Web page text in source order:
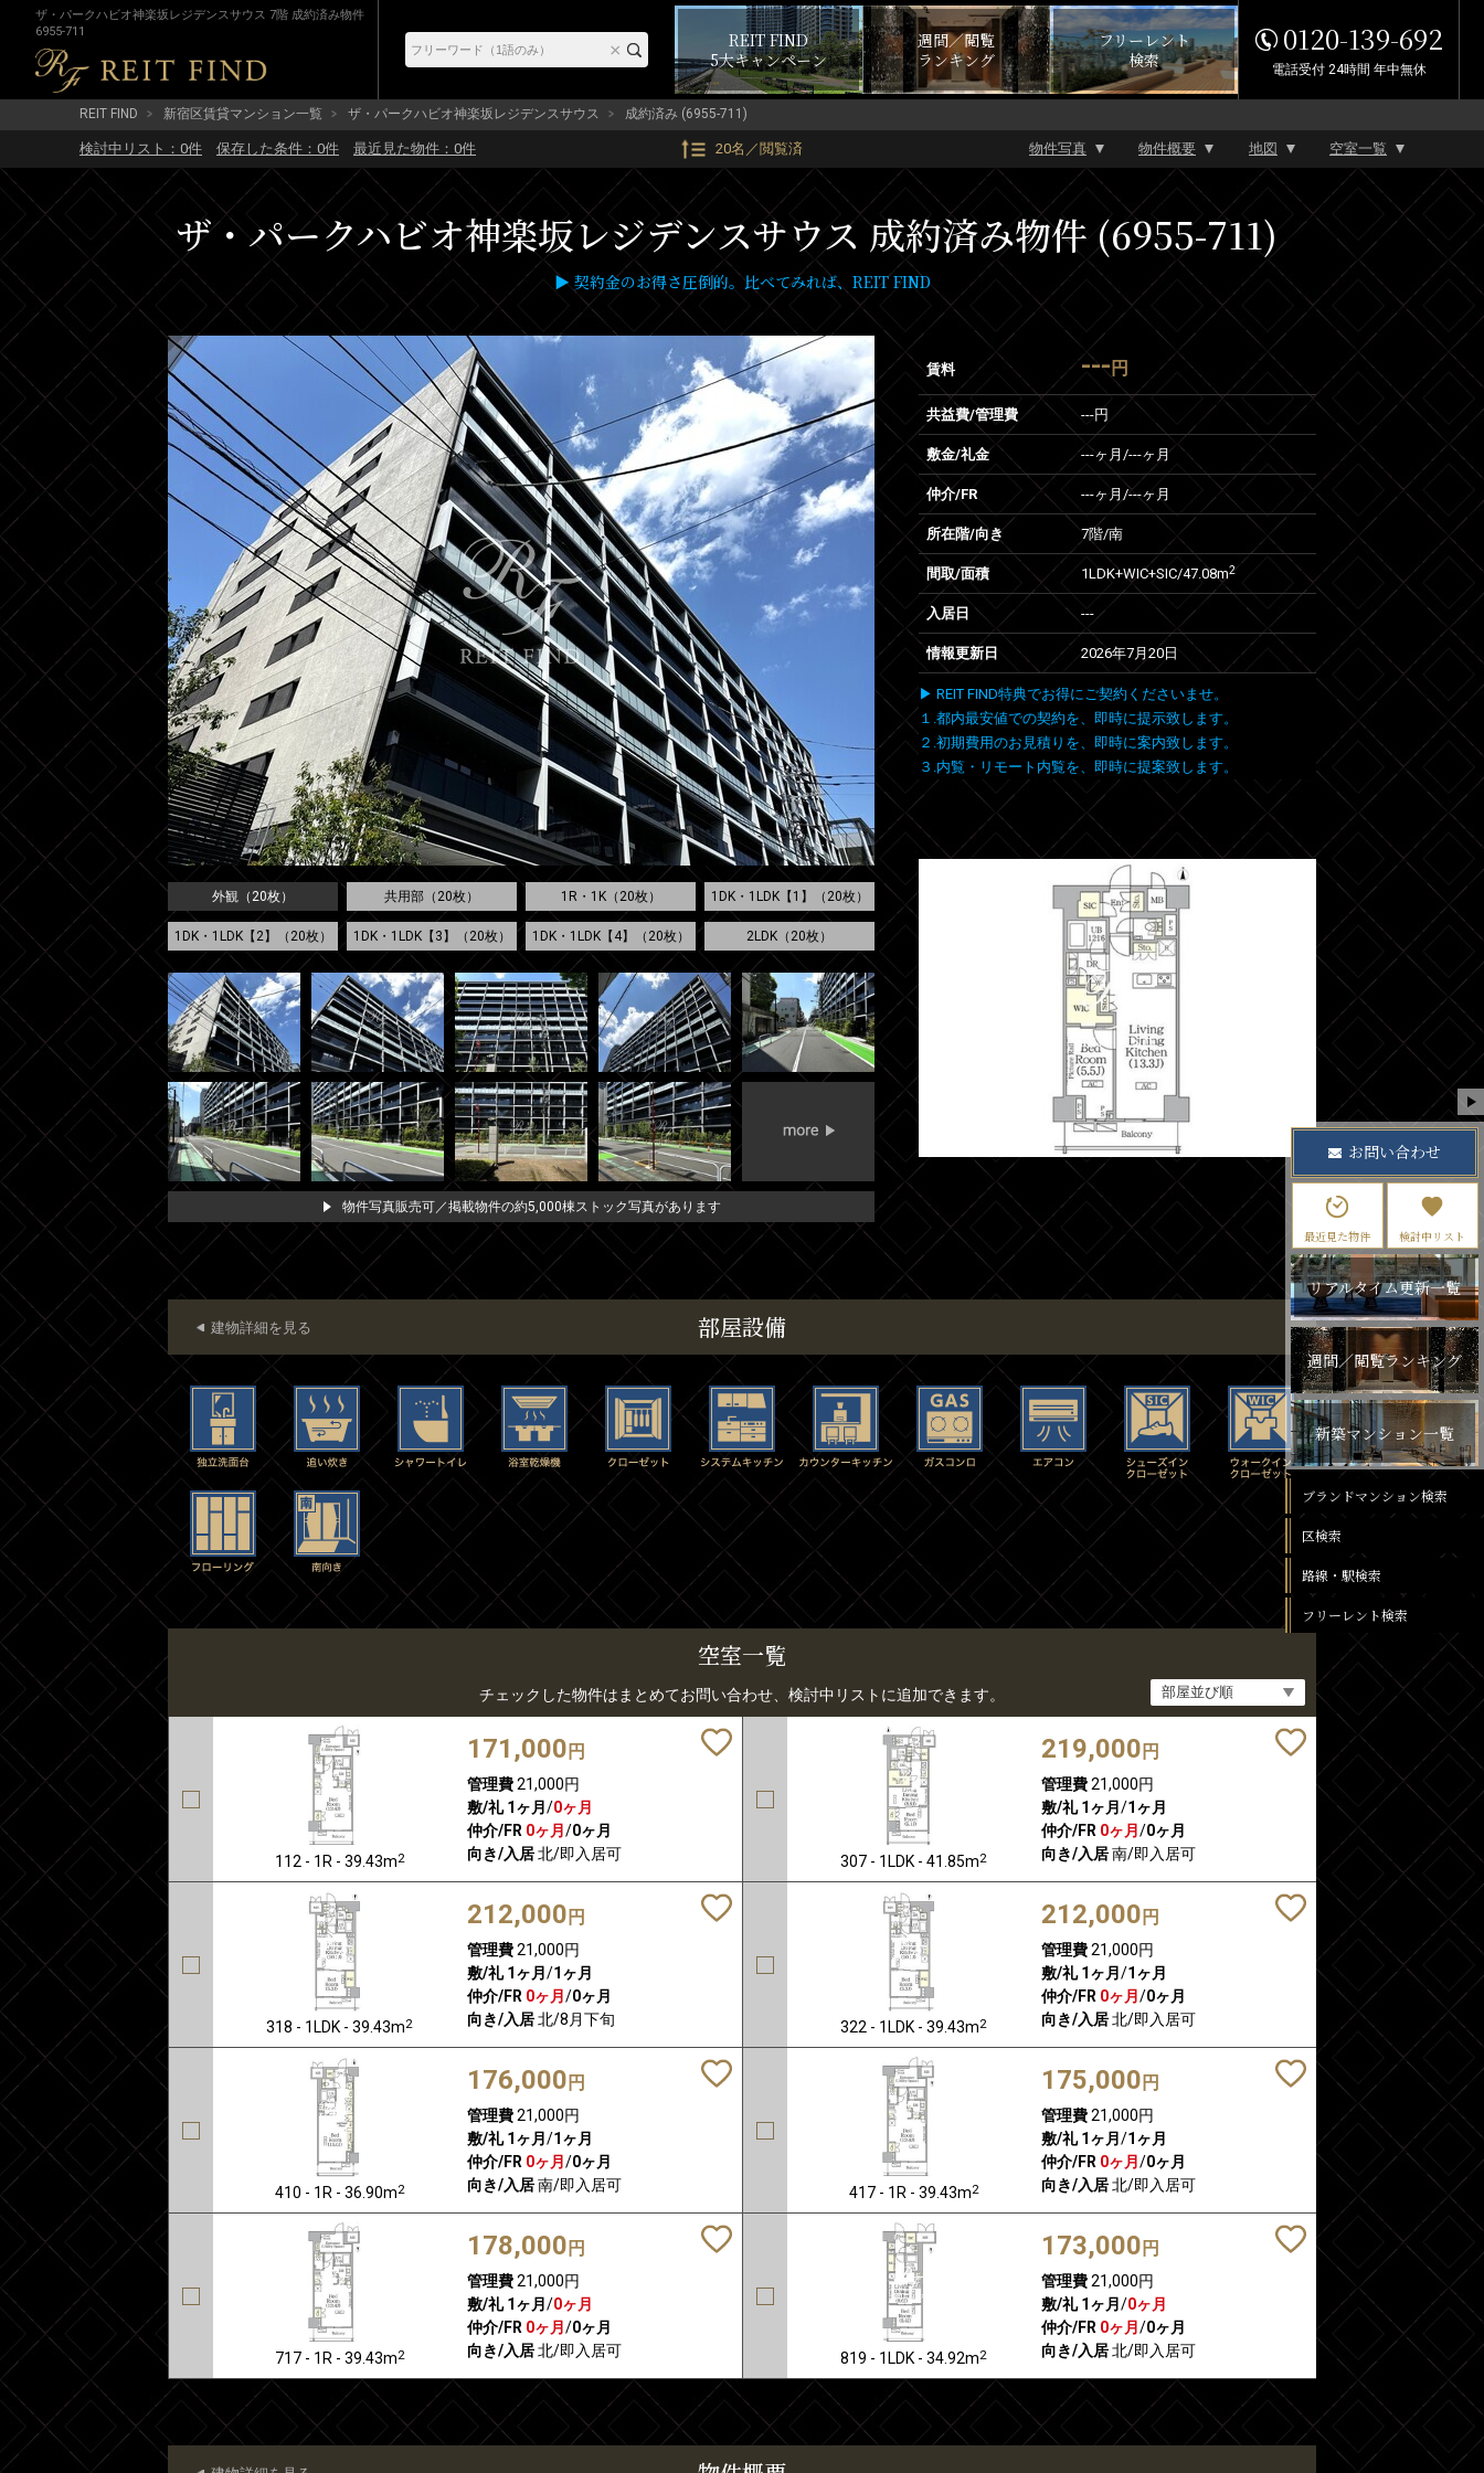
ザ・パークハビオ神楽坂レジデンスサウス 7階 成約済み物件
6955-711
REIT FIND
5大キャンペーン
週間／閲覧
ランキング
フリーレント
検索
0120-139-692
電話受付 24時間 年中無休
REIT FIND 新宿区賃貸マンション一覧 ザ・パークハビオ神楽坂レジデンスサウス 成約済み (6955-711)
検討中リスト： 0件 保存した条件： 0件 最近見た物件： 0件 20名／閲覧済 物件写真 物件概要 地図 空室一覧
ザ・パークハビオ神楽坂レジデンスサウス 成約済み物件 (6955-711)
▶ 契約金のお得さ圧倒的。比べてみれば、REIT FIND
外観（20枚） 共用部（20枚） 1R・1K（20枚） 1DK・1LDK【1】（20枚）
1DK・1LDK【2】（20枚） 1DK・1LDK【3】（20枚） 1DK・1LDK【4】（20枚） 2LDK（20枚）
物件写真販売可／掲載物件の約5,000棟ストック写真があります
賃料 --- 円
共益費/管理費 ---円
敷金/礼金 ---ヶ月 /---ヶ月
仲介/FR ---ヶ月 /---ヶ月
所在階/向き 7階/南
間取/面積 1LDK+WIC+SIC/47.08m2
入居日 ---
情報更新日 2026年7月20日
▶ REIT FIND特典でお得にご契約くださいませ。
１.都内最安値での契約を、即時に提示致します。
２.初期費用のお見積りを、即時に案内致します。
３.内覧・リモート内覧を、即時に提案致します。
部屋設備
建物詳細を見る
空室一覧
チェックした物件はまとめてお問い合わせ、検討中リストに追加できます。
112 - 1R - 39.43m2
171,000 円
管理費21,000円
敷/礼 1ヶ月 /0ヶ月
仲介/FR 0ヶ月 /0ヶ月
向き/入居北/即入居可 307 - 1LDK - 41.85m2
219,000 円
管理費21,000円
敷/礼 1ヶ月 /1ヶ月
仲介/FR 0ヶ月 /0ヶ月
向き/入居南/即入居可
318 - 1LDK - 39.43m2
212,000 円
管理費21,000円
敷/礼 1ヶ月 /1ヶ月
仲介/FR 0ヶ月 /0ヶ月
向き/入居北/8月下旬 322 - 1LDK - 39.43m2
212,000 円
管理費21,000円
敷/礼 1ヶ月 /1ヶ月
仲介/FR 0ヶ月 /0ヶ月
向き/入居北/即入居可
410 - 1R - 36.90m2
176,000 円
管理費21,000円
敷/礼 1ヶ月 /1ヶ月
仲介/FR 0ヶ月 /0ヶ月
向き/入居南/即入居可 417 - 1R - 39.43m2
175,000 円
管理費21,000円
敷/礼 1ヶ月 /1ヶ月
仲介/FR 0ヶ月 /0ヶ月
向き/入居北/即入居可
717 - 1R - 39.43m2
178,000 円
管理費21,000円
敷/礼 1ヶ月 /0ヶ月
仲介/FR 0ヶ月 /0ヶ月
向き/入居北/即入居可 819 - 1LDK - 34.92m2
173,000 円
管理費21,000円
敷/礼 1ヶ月 /0ヶ月
仲介/FR 0ヶ月 /0ヶ月
向き/入居北/即入居可
お問い合わせ
最近見た物件 検討中リスト
リアルタイム更新一覧
週間／閲覧ランキング
新築マンション一覧
ブランドマンション検索
区検索
路線・駅検索
フリーレント検索